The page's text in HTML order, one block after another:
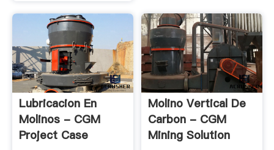
Lubricacion En
Molinos - CGM
Project Case
Molino Vertical De
Carbon - CGM
Mining Solution